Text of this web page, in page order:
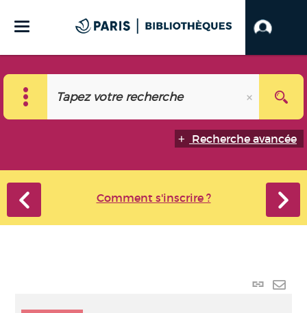
Recherche avancée
Comment s'inscrire ?
Lien